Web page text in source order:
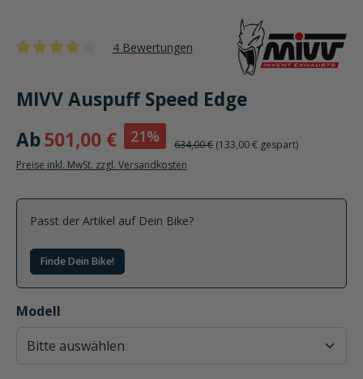
Durchschnittliche Bewertung von 4 von 5 Sternen
4 Bewertungen
MIVV Auspuff Speed Edge
Ab501,00 € 21% 634,00 € (133,00 € gespart)
Preise inkl. MwSt. zzgl. Versandkosten
Passt der Artikel auf Dein Bike?
Finde Dein Bike!
Modell
auswählen